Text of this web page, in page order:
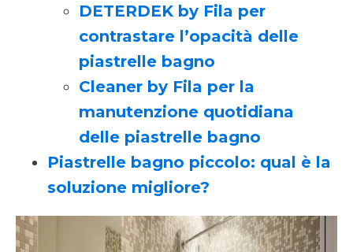
DETERDEK by Fila per
contrastare l’opacità delle
piastrelle bagno
Cleaner by Fila per la
manutenzione quotidiana
delle piastrelle bagno
Piastrelle bagno piccolo: qual è la
soluzione migliore?